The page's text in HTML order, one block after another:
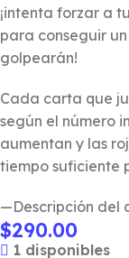
¡intenta forzar a
para conseguir
golpearán!
Cada carta que
según el número
aumentan y las
tiempo suficiente
—Descripción del
$290.00
1 disponibles